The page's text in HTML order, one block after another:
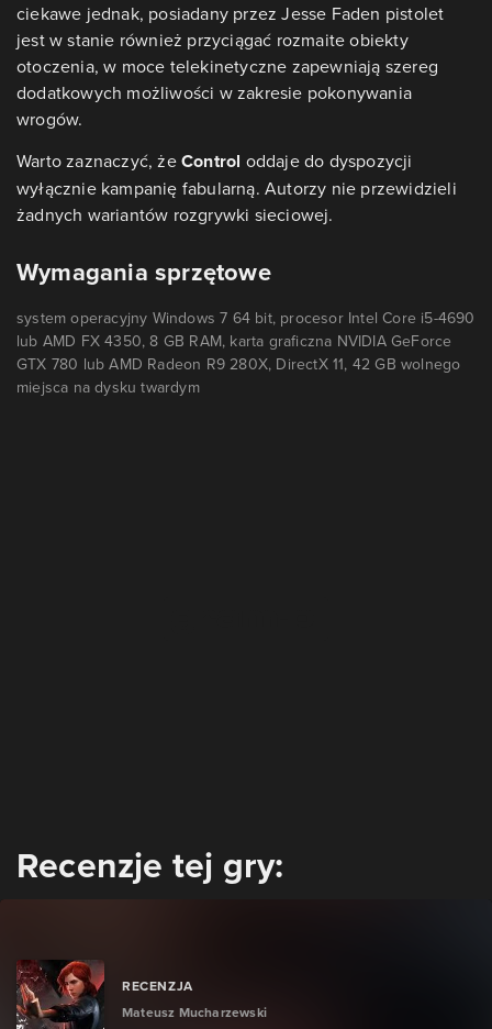
ciekawe jednak, posiadany przez Jesse Faden pistolet
jest w stanie również przyciągać rozmaite obiekty
otoczenia, w moce telekinetyczne zapewniają szereg
dodatkowych możliwości w zakresie pokonywania
wrogów.
Warto zaznaczyć, żeControl oddaje do dyspozycji
wyłącznie kampanię fabularną. Autorzy nie przewidzieli
żadnych wariantów rozgrywki sieciowej.
Wymagania sprzętowe
system operacyjny Windows 7 64 bit, procesor Intel Core i5-4690
lub AMD FX 4350, 8 GB RAM, karta graficzna NVIDIA GeForce
GTX 780 lub AMD Radeon R9 280X, DirectX 11, 42 GB wolnego
miejsca na dysku twardym
Recenzje tej gry:
RECENZJA
Mateusz Mucharzewski